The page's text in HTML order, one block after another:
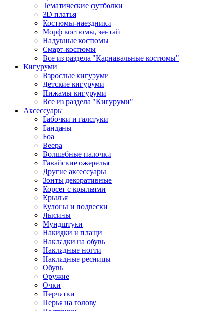
Тематические футболки
3D платья
Костюмы-наездники
Морф-костюмы, зентай
Надувные костюмы
Смарт-костюмы
Все из раздела "Карнавальные костюмы"
Кигуруми
Взрослые кигуруми
Детские кигуруми
Пижамы кигуруми
Все из раздела "Кигуруми"
Аксессуары
Бабочки и галстуки
Банданы
Боа
Веера
Волшебные палочки
Гавайские ожерелья
Другие аксессуары
Зонты декоративные
Корсет с крыльями
Крылья
Кулоны и подвески
Лысины
Мундштуки
Накидки и плащи
Накладки на обувь
Накладные ногти
Накладные ресницы
Обувь
Оружие
Очки
Перчатки
Перья на голову